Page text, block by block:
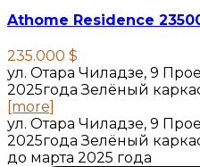
Athome Residence
235.000 $
ул. Отара Чиладзе, 9
2025года Зелёный
[more]
ул. Отара Чиладзе, 9
2025года Зелёный
до марта 2025 года